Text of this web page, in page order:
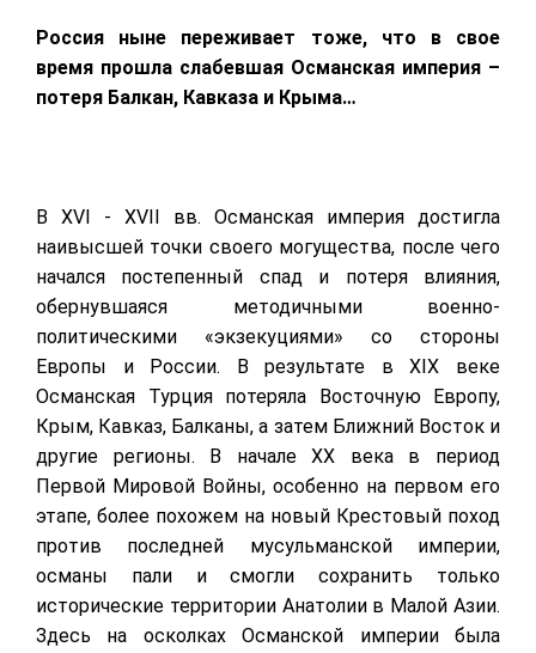
Россия ныне переживает тоже, что в свое
время прошла слабевшая Османская империя –
потеря Балкан, Кавказа и Крыма…
В XVI - XVII вв. Османская империя достигла
наивысшей точки своего могущества, после чего
начался постепенный спад и потеря влияния,
обернувшаяся методичными военно-
политическими «экзекуциями» со стороны
Европы и России. В результате в XIX веке
Османская Турция потеряла Восточную Европу,
Крым, Кавказ, Балканы, а затем Ближний Восток и
другие регионы. В начале XX века в период
Первой Мировой Войны, особенно на первом его
этапе, более похожем на новый Крестовый поход
против последней мусульманской империи,
османы пали и смогли сохранить только
исторические территории Анатолии в Малой Азии.
Здесь на осколках Османской империи была